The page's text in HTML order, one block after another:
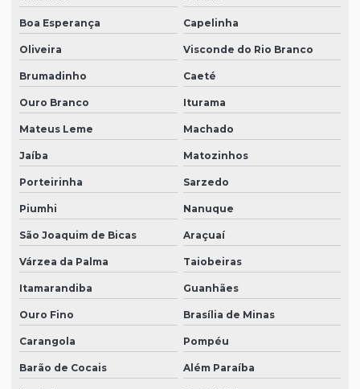
Boa Esperança Capelinha
Oliveira Visconde do Rio Branco
Brumadinho Caeté
Ouro Branco Iturama
Mateus Leme Machado
Jaíba Matozinhos
Porteirinha Sarzedo
Piumhi Nanuque
São Joaquim de Bicas Araçuaí
Várzea da Palma Taiobeiras
Itamarandiba Guanhães
Ouro Fino Brasília de Minas
Carangola Pompéu
Barão de Cocais Além Paraíba